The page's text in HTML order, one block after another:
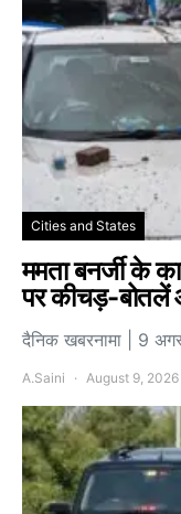
Cities and States
ममता बनर्जी के
पर कीचड़-
दैनिक खबरनामा | 9
A.Saini August 9, 2026